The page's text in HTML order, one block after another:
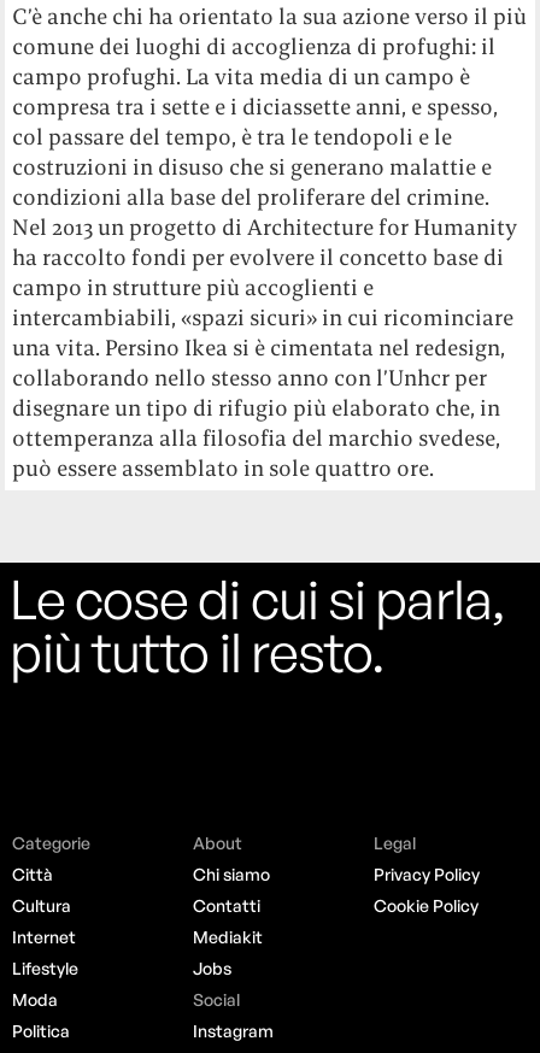
C’è anche chi ha orientato la sua azione verso il più
comune dei luoghi di accoglienza di profughi: il
campo profughi. La vita media di un campo è
compresa tra i sette e i diciassette anni, e spesso,
col passare del tempo, è tra le tendopoli e le
costruzioni in disuso che si generano malattie e
condizioni alla base del proliferare del crimine.
Nel 2013 un progetto di Architecture for Humanity
ha raccolto fondi per evolvere il concetto base di
campo in strutture più accoglienti e
intercambiabili, «spazi sicuri» in cui ricominciare
una vita. Persino Ikea si è cimentata nel redesign,
collaborando nello stesso anno con l’Unhcr per
disegnare un tipo di rifugio più elaborato che, in
ottemperanza alla filosofia del marchio svedese,
può essere assemblato in sole quattro ore.
Le cose di cui si parla,
più tutto il resto.
Categorie
Città
Cultura
Internet
Lifestyle
Moda
Politica
About
Chi siamo
Contatti
Mediakit
Jobs
Social
Instagram
Legal
Privacy Policy
Cookie Policy